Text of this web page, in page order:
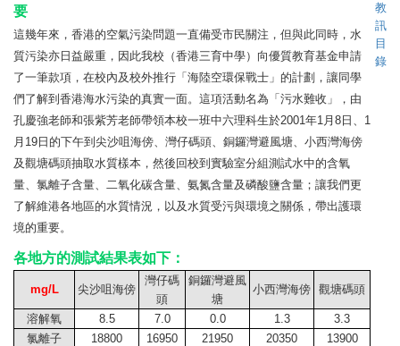
要
這幾年來，香港的空氣污染問題一直備受市民關注，但與此同時，水
質污染亦日益嚴重，因此我校（香港三育中學）向優質教育基金申請
了一筆款項，在校內及校外推行「海陸空環保戰士」的計劃，讓同學
們了解到香港海水污染的真實一面。這項活動名為「污水難收」，由
孔慶強老師和張紫芳老師帶領本校一班中六理科生於2001年1月8日、1
月19日的下午到尖沙咀海傍、灣仔碼頭、銅鑼灣避風塘、小西灣海傍
及觀塘碼頭抽取水質樣本，然後回校到實驗室分組測試水中的含氧
量、氯離子含量、二氧化碳含量、氨氮含量及磷酸鹽含量；讓我們更
了解維港各地區的水質情況，以及水質受污與環境之關係，帶出護環
境的重要。
各地方的測試結果表如下：
mg/L 尖沙咀海傍
灣仔碼
頭
銅鑼灣避風
塘
小西灣海傍 觀塘碼頭
溶解氧 8.5 7.0 0.0 1.3
3.3
氯離子
18800 16950 21950 20350
13900
教
訊
目
錄